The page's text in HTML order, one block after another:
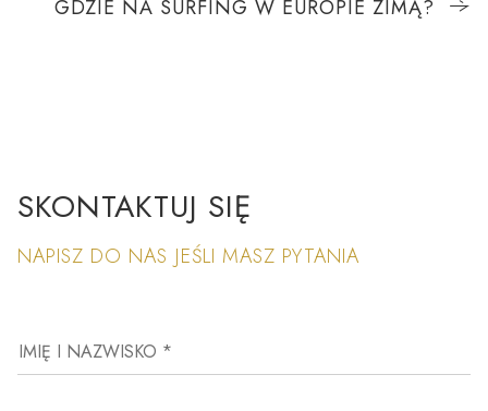
GDZIE NA SURFING W EUROPIE ZIMĄ?
SKONTAKTUJ SIĘ
NAPISZ DO NAS JEŚLI MASZ PYTANIA
IMIĘ I NAZWISKO *